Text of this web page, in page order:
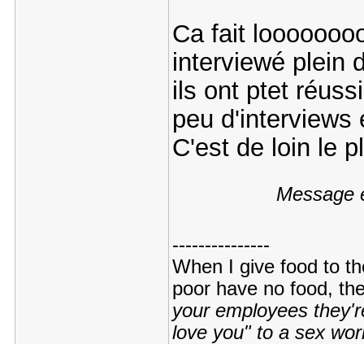
Ca fait
interviewé plein
ils ont ptet
peu d'interviews
C'est de loin le
Message
---------------
When I give food to
poor have no food,
your employees
love you" to a sex